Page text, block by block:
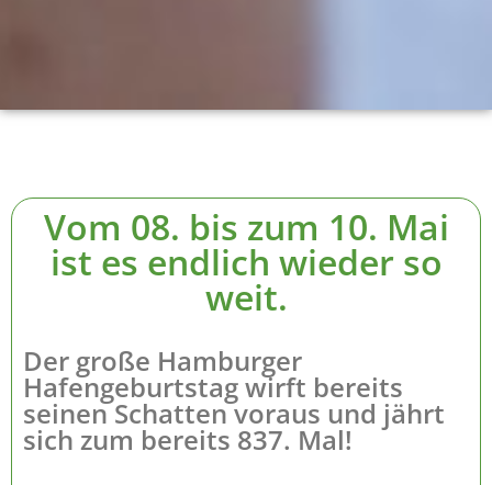
Vom 08. bis zum 10. Mai
ist es endlich wieder so
weit.
Der große Hamburger
Hafengeburtstag wirft bereits
seinen Schatten voraus und jährt
sich zum bereits 837. Mal!